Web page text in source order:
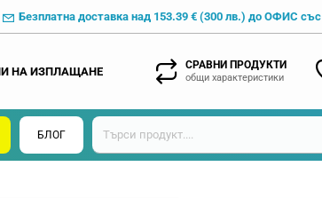
Безплатна доставка над 153.39 € (300 лв.) до ОФИС със
СРАВНИ ПРОДУКТИ
общи характеристики
НА ИЗПЛАЩАНЕ
БЛОГ